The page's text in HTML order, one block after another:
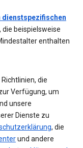
dienstspezifischen
, die beispielsweise
enthalten
die
Verfügung, um
unsere
Dienste zu
, die
und andere